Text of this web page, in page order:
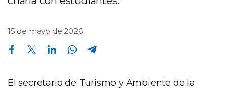
15 de mayo de 2026
Compartir en Facebook Compartir en Twitter Compartir en Linkedin Compartir en Whatsapp
El secretario de Turismo y Ambiente de la